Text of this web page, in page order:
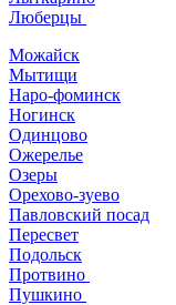
Люберцы
Можайск
Мытищи
Наро-фоминск
Ногинск
Одинцово
Ожерелье
Озеры
Орехово-зуево
Павловский посад
Пересвет
Подольск
Протвино
Пушкино